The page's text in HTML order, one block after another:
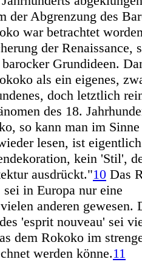
der Abgrenzung des
war betrachtet
der Renaissance,
Grundideen.
als ein eigenes,
doch letztlich
des 18.
so kann man im
lesen, ist
kein 'Stil',
ausdrückt."10 Das
in Europa nur eine
anderen gewesen.
'esprit nouveau' sei
dem Rokoko im
werden könne.11